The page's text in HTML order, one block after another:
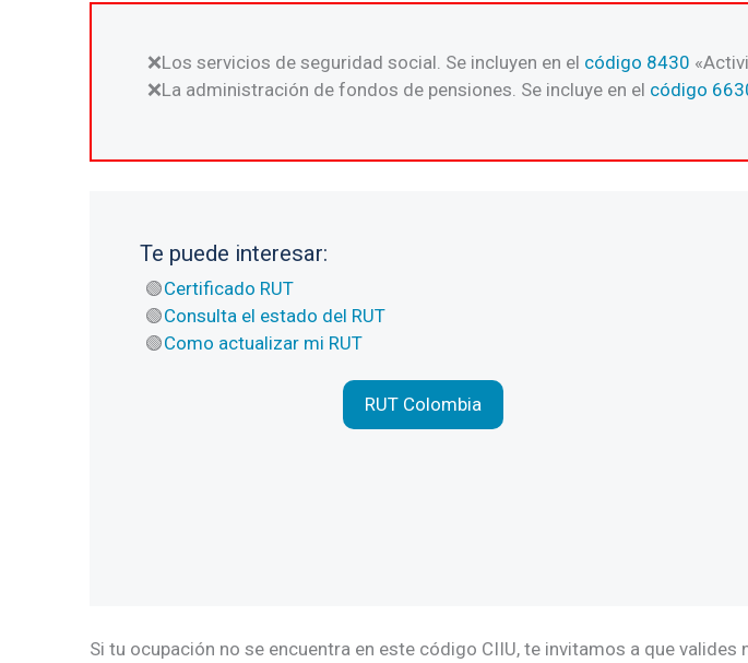
Los servicios de seguridad social. Se incluyen en el código 8430
La administración de fondos de pensiones. Se incluye en el código
Te puede interesar:
Certificado RUT
Consulta el estado del RUT
Como actualizar mi RUT
RUT Colombia
Si tu ocupación no se encuentra en este código CIIU, te invitamos a que